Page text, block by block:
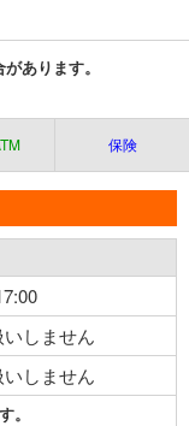
あります。
保険
しません
しません
。